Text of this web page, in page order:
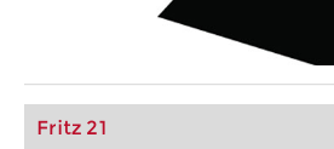
Fritz 21